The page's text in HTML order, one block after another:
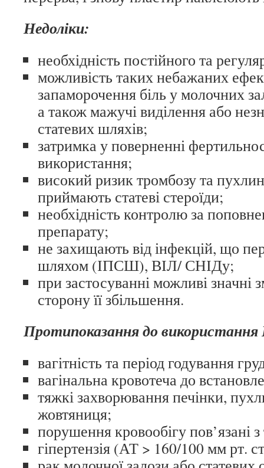
Недоліки:
необхідність постійного та
можливість таких небажаних
запаморочення біль у молочних
а також мажучі виділення або
статевих шляхів;
затримка у поверненні
використання;
високий ризик тромбозу та
приймають статеві стероїди;
необхідність контролю за
препарату;
не захищають від інфекцій, що
шляхом (ІПСШ), ВІЛ/ СНІДу;
при застосуванні можливі значні
сторону її збільшення.
Протипоказання до
вагітність та період годування
вагінальна кровотеча до
тяжкі захворювання печінки,
жовтяниця;
порушення кровообігу пов’язані
гіпертензія (АТ > 160/100 мм рт.